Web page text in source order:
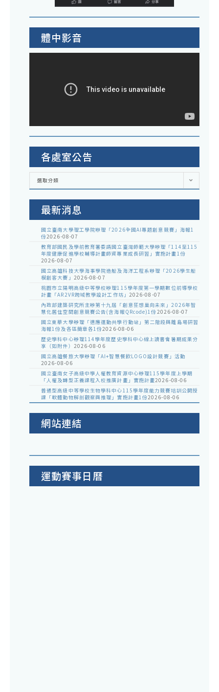
體中影音
各處室公告
各
室
選取分類
最新消息
國立臺南大學理工學院辦理「2026全國AI專題創意競賽」海報1
份2026-08-07
教育部國民及學前教育署委請國立臺灣師範大學辦理「114至115
年度健康促進學校輔導計畫師資專業成長研習」實施計畫1份
2026-08-07
國立高雄科技大學海事學院造船及海洋工程系辦理「2026學生船
模創客大賽」 2026-08-07
桃園市立陽明高級中等學校辦理115學年度第一學期數位前導學校
計畫「AR2VR跨域教學設計工作坊」 2026-08-07
內政部建築研究所主辦第十九屆「創意狂想巢向未來」2026年智
慧化居住空間創意競賽公告(含海報QRcode)1份2026-08-07
國立東華大學辦理「適應運動共學行動站」第二階段與離島場研習
海報1份及各區簡章各1份2026-08-06
歷史學科中心辦理114學年度歷史學科中心線上讀書會暑期成果分
享（如附件） 2026-08-06
國立高雄餐旅大學辦理「AI+智慧餐飲LOGO設計競賽」活動
2026-08-06
國立臺南女子高級中學人權教育資源中心辦理115學年度上學期
「人權及轉型正義課程入校推廣計畫」實施計畫2026-08-06
普通型高級中等學校生物學科中心115學年度能力競賽培訓公開授
課「軟體動物解剖觀察與推理」實施計畫1份2026-08-06
網站連結
運動賽事日曆